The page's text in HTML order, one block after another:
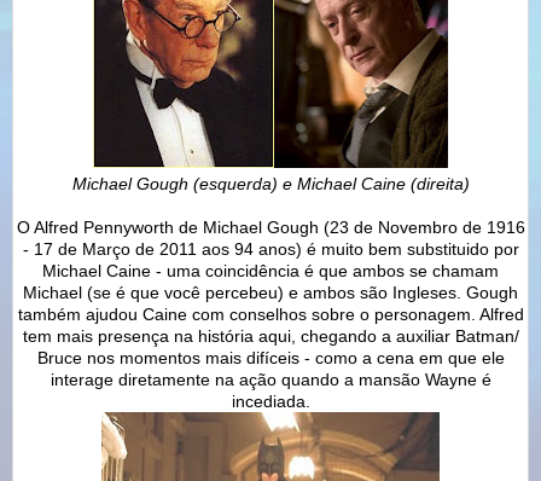
Michael Gough (esquerda) e Michael Caine (direita)
O Alfred Pennyworth de Michael Gough (23 de Novembro de 1916
- 17 de Março de 2011 aos 94 anos) é muito bem substituido por
Michael Caine - uma coincidência é que ambos se chamam
Michael (se é que você percebeu) e ambos são Ingleses. Gough
também ajudou Caine com conselhos sobre o personagem. Alfred
tem mais presença na história aqui, chegando a auxiliar Batman/
Bruce nos momentos mais difíceis - como a cena em que ele
interage diretamente na ação quando a mansão Wayne é
incediada.